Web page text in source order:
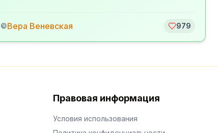
©Вера Веневская 979
Правовая информация
Условия использования